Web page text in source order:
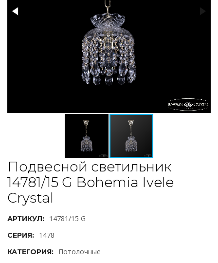
Подвесной светильник
14781/15 G Bohemia Ivele
Crystal
АРТИКУЛ: 14781/15 G
СЕРИЯ: 1478
КАТЕГОРИЯ: Потолочные